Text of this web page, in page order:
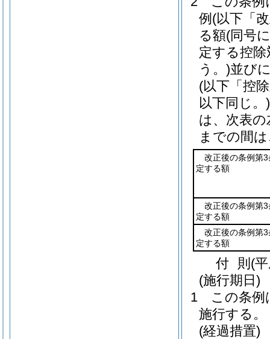
例 (以下「
る額(同号
定する控
う。)並び
(以下「控
以下同じ。)
は、次表
までの間
改正後の条例第
定する額
改正後の条例第
定する額
改正後の条例第
定する額
付 則 (
(施行期日)
1
この条例
施行する。
(経過措置)